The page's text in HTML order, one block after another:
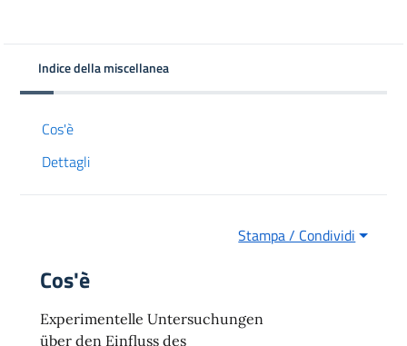
Indice della miscellanea
Cos'è
Dettagli
Stampa / Condividi
Cos'è
Experimentelle Untersuchungen
über den Einfluss des